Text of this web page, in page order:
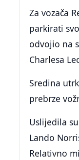
Za vozača
parkirati
odvojio na
Charlesa
Sredina
prebrze
Uslijedila
Lando
Relativno